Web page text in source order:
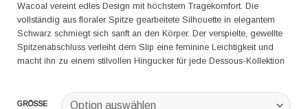
Wacoal vereint edles Design mit höchstem Tragekomfort. Die
vollständig aus floraler Spitze gearbeitete Silhouette in elegantem
Schwarz schmiegt sich sanft an den Körper. Der verspielte, gewellte
Spitzenabschluss verleiht dem Slip eine feminine Leichtigkeit und
macht ihn zu einem stilvollen Hingucker für jede Dessous-Kollektion
GRÖSSE